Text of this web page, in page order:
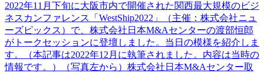
2022年11月下旬に大阪市内で開催された関西最大規模のビジ
ネスカンファレンス「WestShip2022」（主催：株式会社ニュ
ーズピックス）で、株式会社日本M&Aセンターの渡部恒郎
がトークセッションに登壇しました。当日の模様を紹介しま
す。（本記事は2022年12月に執筆されました。内容は当時の
情報です。）（写真左から）株式会社日本M&Aセンター取